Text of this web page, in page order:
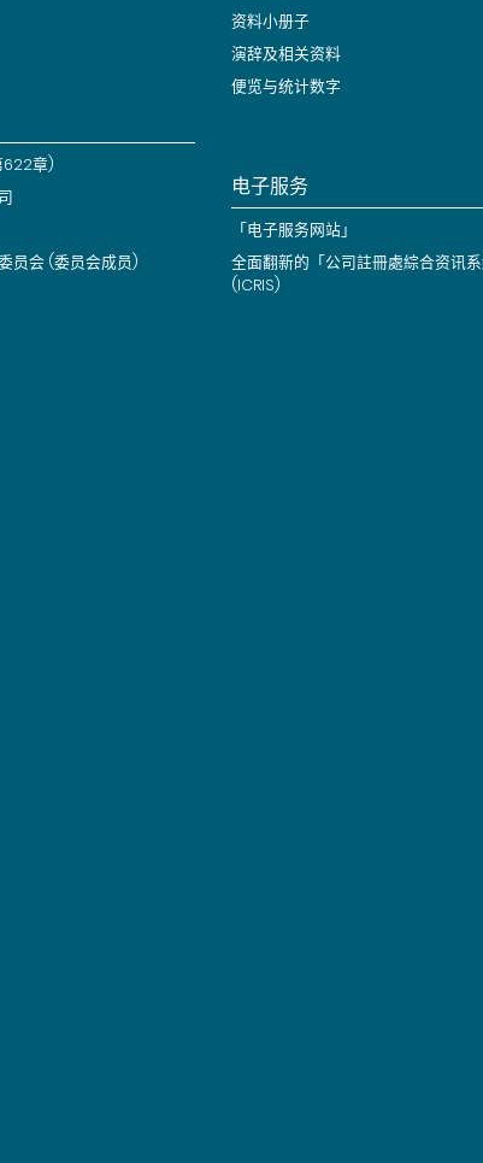
622章)
员会 (委员会成员)
资料小册子
演辞及相关资料
便览与统计数字
电子服务
「电子服务网站」
全面翻新的「公司註冊處綜合资讯系
(ICRIS)